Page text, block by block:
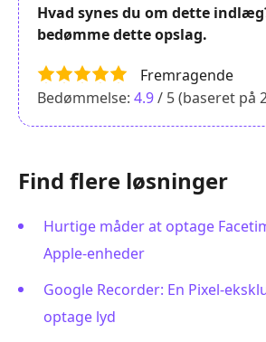
Hvad synes du om dette
bedømme dette opslag.
Fremragende
Bedømmelse: 4.9/ 5 (baseret på
Find flere løsninger
Hurtige måder at optage
Apple-enheder
Google Recorder: En Pixel-
optage lyd